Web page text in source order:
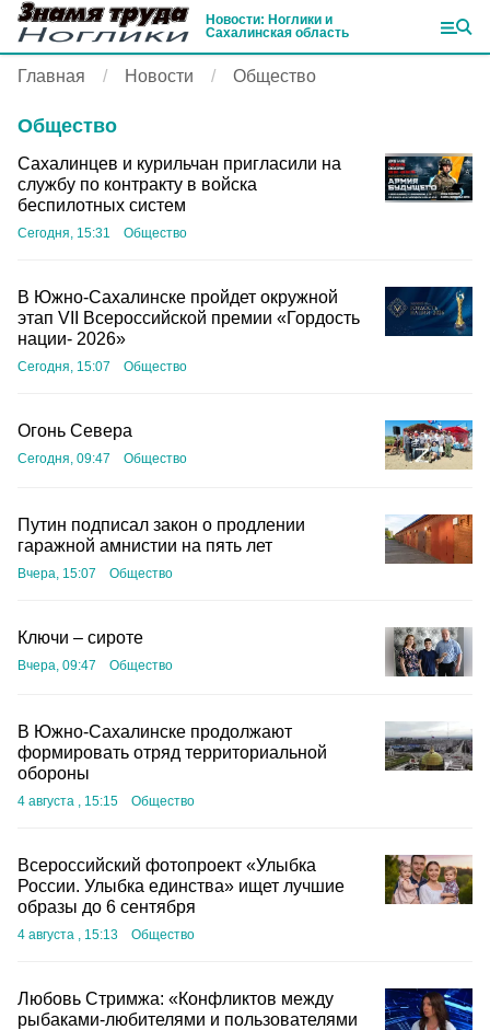
Новости: Ноглики и
Сахалинская область
Главная Новости Общество
Общество
Сахалинцев и курильчан пригласили на
службу по контракту в войска
беспилотных систем
Сегодня, 15:31 Общество
В Южно-Сахалинске пройдет окружной
этап VII Всероссийской премии «Гордость
нации- 2026»
Сегодня, 15:07 Общество
Огонь Севера
Сегодня, 09:47 Общество
Путин подписал закон о продлении
гаражной амнистии на пять лет
Вчера, 15:07 Общество
Ключи – сироте
Вчера, 09:47 Общество
В Южно-Сахалинске продолжают
формировать отряд территориальной
обороны
4 августа , 15:15 Общество
Всероссийский фотопроект «Улыбка
России. Улыбка единства» ищет лучшие
образы до 6 сентября
4 августа , 15:13 Общество
Любовь Стримжа: «Конфликтов между
рыбаками-любителями и пользователями